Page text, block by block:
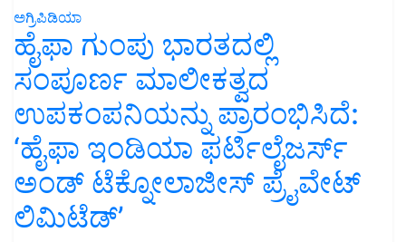
ಅಗ್ರಿಪಿಡಿಯಾ
ಹೈಫಾ ಗುಂಪು ಭಾರತದಲ್ಲಿ
ಸಂಪೂರ್ಣ ಮಾಲೀಕತ್ವದ
ಉಪಕಂಪನಿಯನ್ನು ಪ್ರಾರಂಭಿಸಿದೆ:
‘ಹೈಫಾ ಇಂಡಿಯಾ ಫರ್ಟಿಲೈಜರ್ಸ್
ಅಂಡ್ ಟೆಕ್ನೋಲಾಜೀಸ್ ಪ್ರೈವೇಟ್
ಲಿಮಿಟೆಡ್’